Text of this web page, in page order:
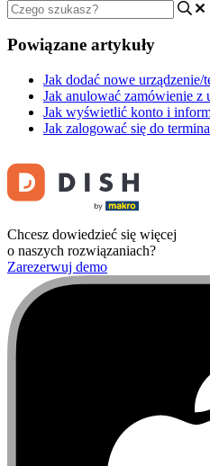
Powiązane artykuły
Jak dodać nowe urządzenie/
Jak anulować zamówienie z
Jak wyświetlić konto i
Jak zalogować się do
Chcesz dowiedzieć się więcej
o naszych rozwiązaniach?
Zarezerwuj demo